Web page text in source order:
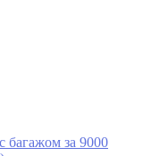
багажом за 9000